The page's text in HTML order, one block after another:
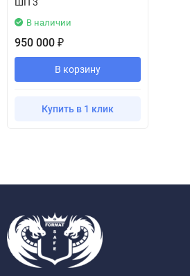
В наличии
950 000 ₽
В корзину
Купить в 1 клик